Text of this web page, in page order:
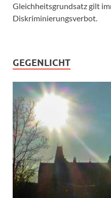
Gleichheitsgrundsatz gilt
Diskriminierungsverbot.
GEGENLICHT